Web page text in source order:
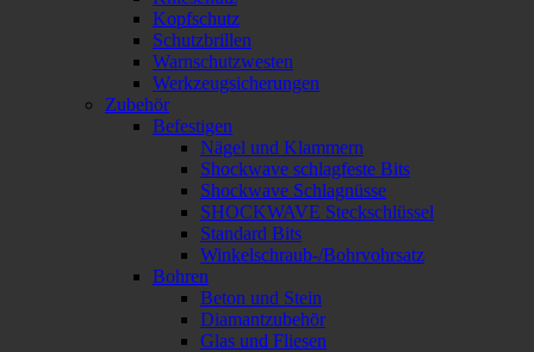
Kopfschutz
Schutzbrillen
Warnschutzwesten
Werkzeugsicherungen
Zubehör
Befestigen
Nägel und Klammern
Shockwave schlagfeste Bits
Shockwave Schlagnüsse
SHOCKWAVE Steckschlüssel
Standard Bits
Winkelschraub-/Bohrvohrsatz
Bohren
Beton und Stein
Diamantzubehör
Glas und Fliesen